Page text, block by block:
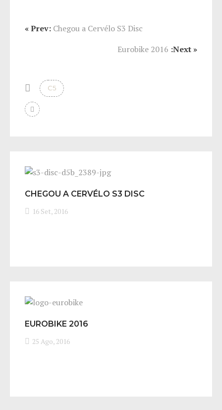
« Prev: Chegou a Cervélo S3 Disc
Eurobike 2016 :Next »
C5
CHEGOU A CERVÉLO S3 DISC
16 Set, 2016
EUROBIKE 2016
25 Ago, 2016